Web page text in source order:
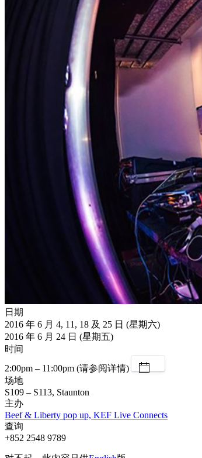
日期
2016 年 6 月 4, 11, 18 及 25 日 (星期六)
2016 年 6 月 24 日 (星期五)
时间
2:00pm – 11:00pm (请参阅详情)
场地
S109 – S113, Staunton
主办
Beef & Liberty pop up, KEF Live Connects
查询
+852 2548 9789